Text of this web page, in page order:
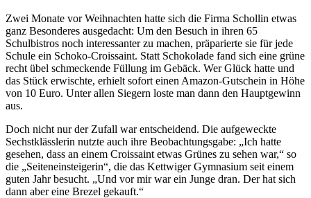
Zwei Monate vor Weihnachten hatte sich die Firma Schollin etwas
ganz Besonderes ausgedacht: Um den Besuch in ihren 65
Schulbistros noch interessanter zu machen, präparierte sie für jede
Schule ein Schoko-Croissaint. Statt Schokolade fand sich eine grüne
recht übel schmeckende Füllung im Gebäck. Wer Glück hatte und
das Stück erwischte, erhielt sofort einen Amazon-Gutschein in Höhe
von 10 Euro. Unter allen Siegern loste man dann den Hauptgewinn
aus.
Doch nicht nur der Zufall war entscheidend. Die aufgeweckte
Sechstklässlerin nutzte auch ihre Beobachtungsgabe: „Ich hatte
gesehen, dass an einem Croissaint etwas Grünes zu sehen war,“ so
die „Seiteneinsteigerin“, die das Kettwiger Gymnasium seit einem
guten Jahr besucht. „Und vor mir war ein Junge dran. Der hat sich
dann aber eine Brezel gekauft.“